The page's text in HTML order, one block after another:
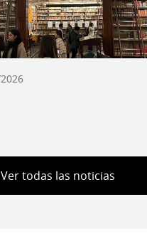
Ver todas las noticias